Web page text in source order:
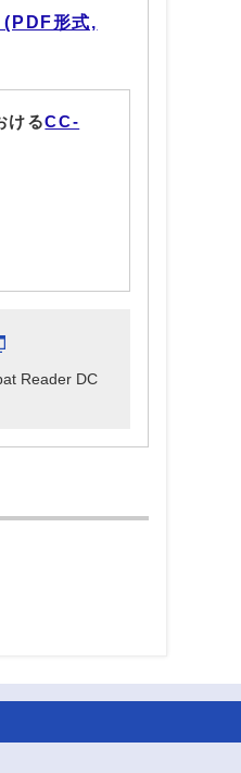
(PDF形式,
けるCC-
Reader DC